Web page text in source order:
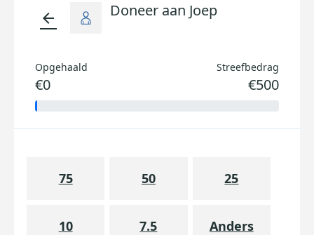
arrow_back Doneer aan Joep
Opgehaald
€0
Streefbedrag
€500
75 50 25
10 7.5 Anders